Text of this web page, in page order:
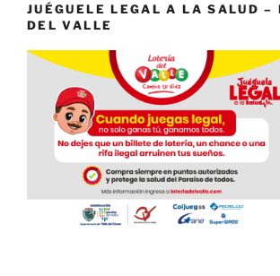
JUÉGUELE LEGAL A LA SALUD –
DEL VALLE